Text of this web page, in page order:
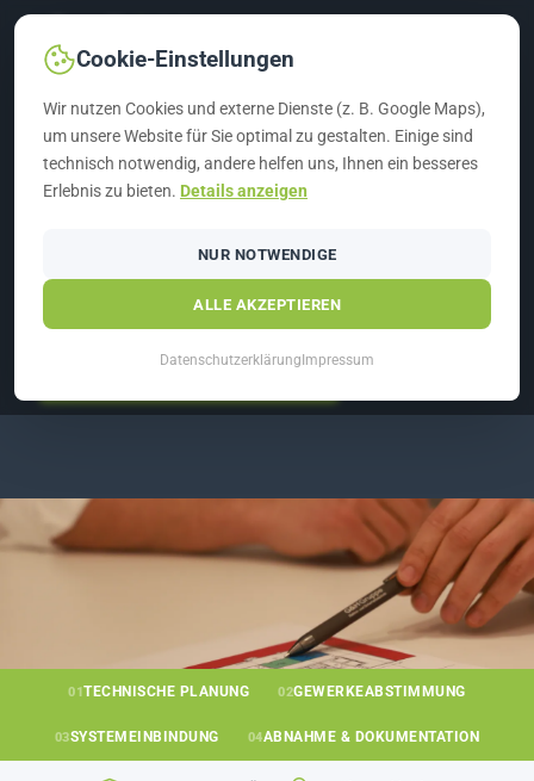
G&H GRUPPE › FM SERVICE › PROJEKTIERUNG
Schafft Struktur und Effizienz
01TECHNISCHE PLANUNG 02GEWERKEABSTIMMUNG
03SYSTEMEINBINDUNG 04ABNAHME & DOKUMENTATION
Cookie-Einstellungen
Wir nutzen Cookies und externe Dienste (z. B. Google Maps),
um unsere Website für Sie optimal zu gestalten. Einige sind
technisch notwendig, andere helfen uns, Ihnen ein besseres
Erlebnis zu bieten. Details anzeigen
NUR NOTWENDIGE
ALLE AKZEPTIEREN
Datenschutzerklärung Impressum